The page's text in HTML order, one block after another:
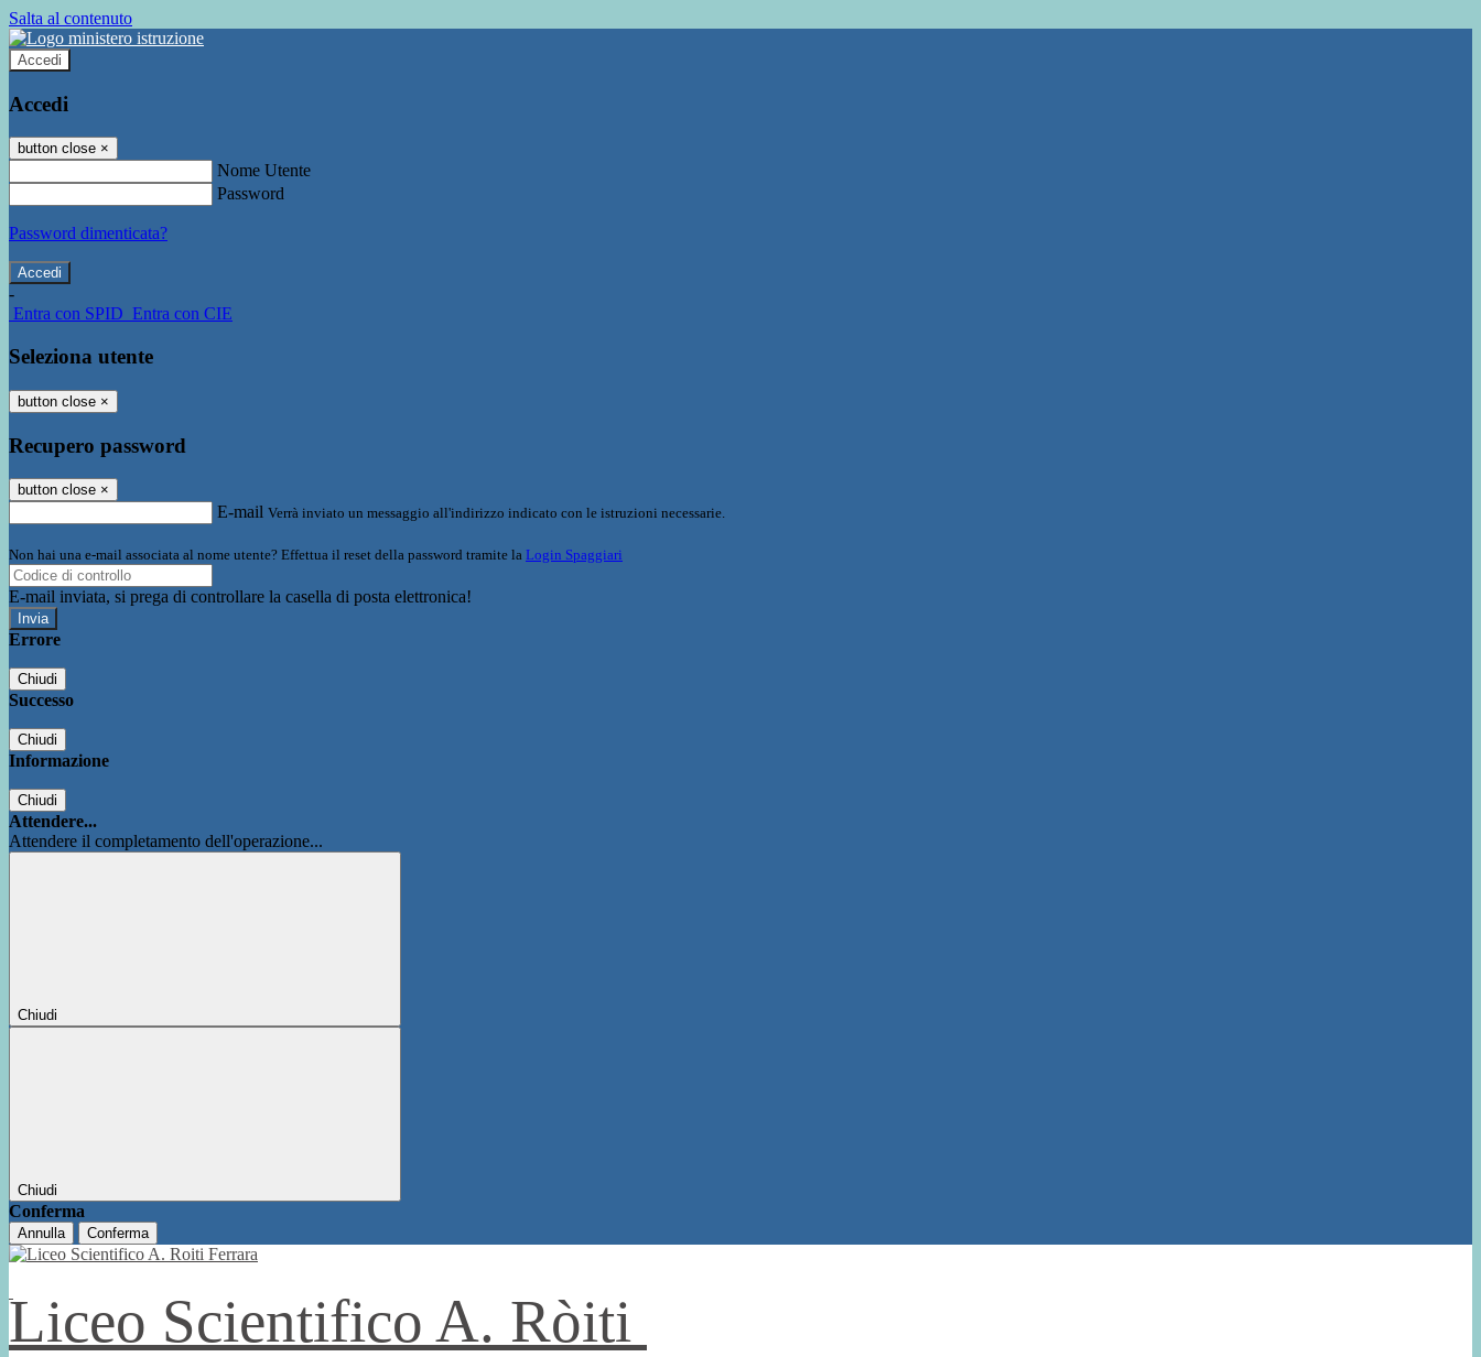
Salta al contenuto
Accedi
Accedi
button close ×
Nome Utente
Password
Password dimenticata?
-
Entra con SPID Entra con CIE
Seleziona utente
button close ×
Recupero password
button close ×
E-mail Verrà inviato un messaggio all'indirizzo indicato con le istruzioni necessarie.
Non hai una e-mail associata al nome utente? Effettua il reset della password tramite la Login Spaggiari
E-mail inviata, si prega di controllare la casella di posta elettronica!
Errore
Chiudi
Successo
Chiudi
Informazione
Chiudi
Attendere...
Attendere il completamento dell'operazione...
Chiudi
Chiudi
Conferma
Annulla Conferma
Liceo Scientifico A. Ròiti